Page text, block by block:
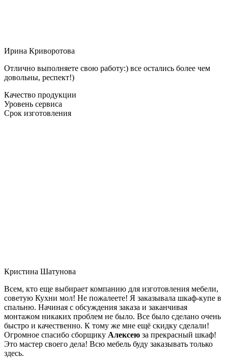
Ирина Криворотова
Отлично выполняете свою работу:) все остались более чем
довольны, респект!)
Качество продукции
Уровень сервиса
Срок изготовления
Кристина Шатунова
Всем, кто еще выбирает компанию для изготовления мебели,
советую Кухни мол! Не пожалеете! Я заказывала шкаф-купе в
спальню. Начиная с обсуждения заказа и заканчивая
монтажом никаких проблем не было. Все было сделано очень
быстро и качественно. К тому же мне ещё скидку сделали!
Огромное спасибо сборщику Алексею за прекрасный шкаф!
Это мастер своего дела! Всю мебель буду заказывать только
здесь.